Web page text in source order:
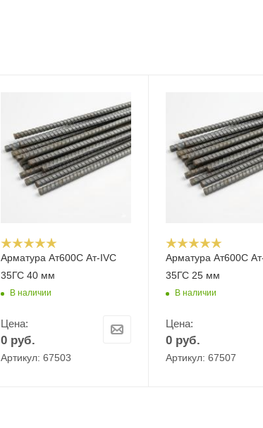
Арматура Ат600С Ат-IVС
35ГС 40 мм
В наличии
Цена:
0руб.
Артикул: 67503
Арматура Ат600С
35ГС 25 мм
В наличии
Цена:
0 руб.
Артикул: 67507